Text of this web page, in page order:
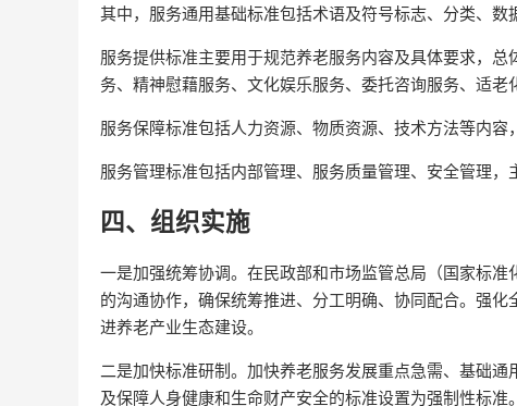
其中，服务通用基础标准包括术语及符号标志、分类、
服务提供标准主要用于规范养老服务内容及具体要求，
务、精神慰藉服务、文化娱乐服务、委托咨询服务、适老
服务保障标准包括人力资源、物质资源、技术方法等内容
服务管理标准包括内部管理、服务质量管理、安全管理
四、组织实施
一是加强统筹协调。在民政部和市场监管总局（国家标
的沟通协作，确保统筹推进、分工明确、协同配合。强
进养老产业生态建设。
二是加快标准研制。加快养老服务发展重点急需、基础
及保障人身健康和生命财产安全的标准设置为强制性标